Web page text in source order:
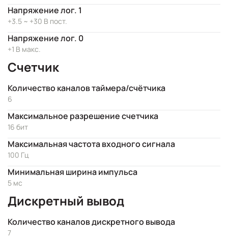
Напряжение лог. 1
+3.5 ~ +30 В пост.
Напряжение лог. 0
+1 В макс.
Счетчик
Количество каналов таймера/счётчика
6
Максимальное разрешение счетчика
16 бит
Максимальная частота входного сигнала
100 Гц
Минимальная ширина импульса
5 мс
Дискретный вывод
Количество каналов дискретного вывода
7